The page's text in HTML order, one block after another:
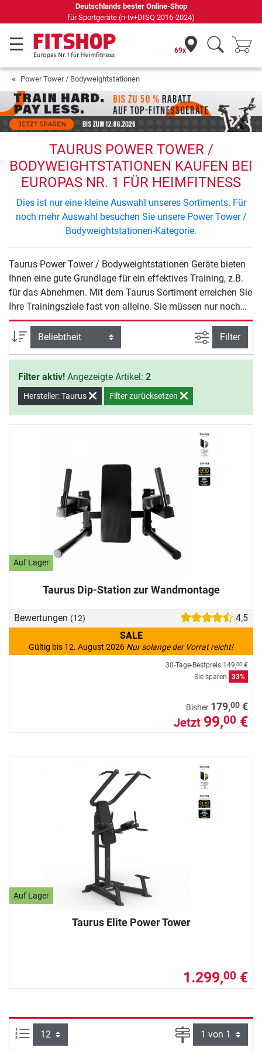
Deutschlands bester Online-Shop
für Sportgeräte (n-tv+DISQ 2016-2024)
69x
Power Tower / Bodyweightstationen
TAURUS POWER TOWER /
BODYWEIGHTSTATIONEN KAUFEN BEI
EUROPAS NR. 1 FÜR HEIMFITNESS
Dies ist nur eine kleine Auswahl unseres Sortiments. Für
noch mehr Auswahl besuchen Sie unsere Power Tower /
Bodyweightstationen-Kategorie.
Taurus Power Tower / Bodyweightstationen Geräte bieten
Ihnen eine gute Grundlage für ein effektives Training, z.B.
für das Abnehmen. Mit dem Taurus Sortiment erreichen Sie
Ihre Trainingsziele fast von alleine. Sie müssen nur noch
den Willen zeigen, mit dem Training zu beginnen.
Sortierung
Ansicht
Filter
Filter aktiv! Angezeigte Artikel: 2
Hersteller: Taurus Filter zurücksetzen
Auf Lager
Taurus Dip-Station zur Wandmontage
Bewertungen (12)
4,5
SALE
Gültig bis 12. August 2026 Nur solange der Vorrat reicht!
30-Tage-Bestpreis 149,00 €
Sie sparen
33%
Bisher 179,00 €
Jetzt 99,00 €
Auf Lager
Taurus Elite Power Tower
1.299,00 €
Artikel pro Seite: Seite